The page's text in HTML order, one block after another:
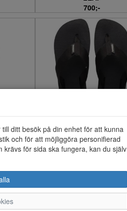
700;-
400;-
ditt besök på din enhet för att kunna
och för att möjliggöra personifierad
krävs för sida ska fungera, kan du själv